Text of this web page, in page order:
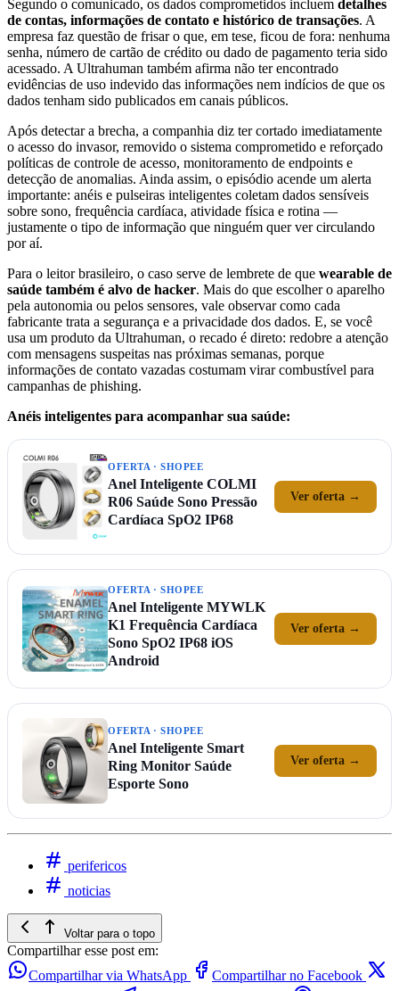
Segundo o comunicado, os dados comprometidos incluem detalhes
de contas, informações de contato e histórico de transações. A
empresa faz questão de frisar o que, em tese, ficou de fora: nenhuma
senha, número de cartão de crédito ou dado de pagamento teria sido
acessado. A Ultrahuman também afirma não ter encontrado
evidências de uso indevido das informações nem indícios de que os
dados tenham sido publicados em canais públicos.
Após detectar a brecha, a companhia diz ter cortado imediatamente
o acesso do invasor, removido o sistema comprometido e reforçado
políticas de controle de acesso, monitoramento de endpoints e
detecção de anomalias. Ainda assim, o episódio acende um alerta
importante: anéis e pulseiras inteligentes coletam dados sensíveis
sobre sono, frequência cardíaca, atividade física e rotina —
justamente o tipo de informação que ninguém quer ver circulando
por aí.
Para o leitor brasileiro, o caso serve de lembrete de que wearable de
saúde também é alvo de hacker. Mais do que escolher o aparelho
pela autonomia ou pelos sensores, vale observar como cada
fabricante trata a segurança e a privacidade dos dados. E, se você
usa um produto da Ultrahuman, o recado é direto: redobre a atenção
com mensagens suspeitas nas próximas semanas, porque
informações de contato vazadas costumam virar combustível para
campanhas de phishing.
Anéis inteligentes para acompanhar sua saúde:
OFERTA · SHOPEE
Anel Inteligente COLMI
R06 Saúde Sono Pressão
Cardíaca SpO2 IP68
Ver oferta →
OFERTA · SHOPEE
Anel Inteligente MYWLK
K1 Frequência Cardíaca
Sono SpO2 IP68 iOS
Android
Ver oferta →
OFERTA · SHOPEE
Anel Inteligente Smart
Ring Monitor Saúde
Esporte Sono
Ver oferta →
perifericos
noticias
Voltar para o topo
Compartilhar esse post em:
Compartilhar via WhatsApp
Compartilhar no Facebook